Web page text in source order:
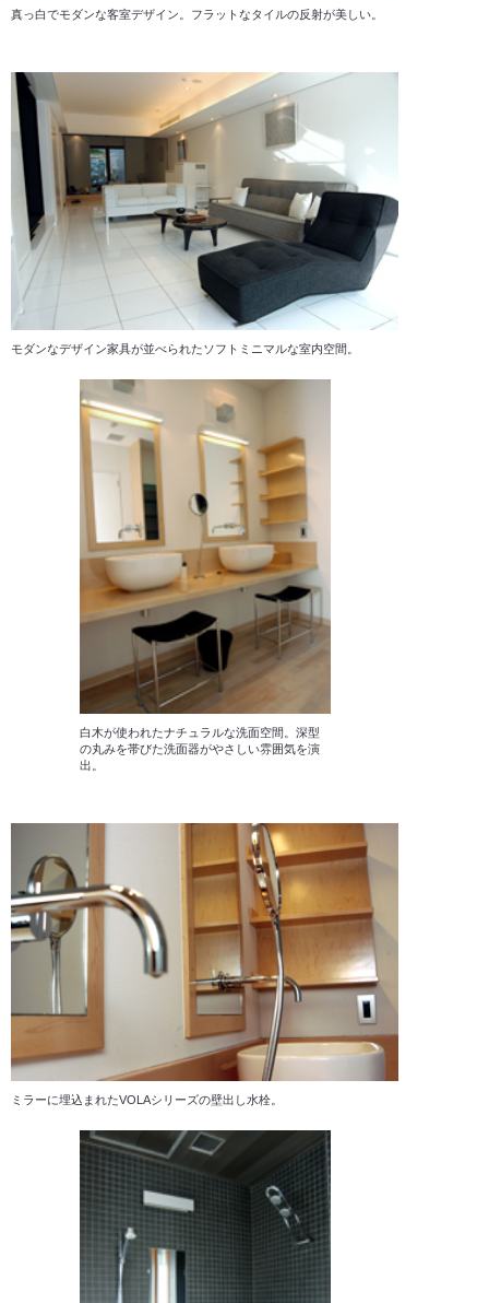
真っ白でモダンな客室デザイン。フラットなタイルの反射が美しい。
モダンなデザイン家具が並べられたソフトミニマルな室内空間。
白木が使われたナチュラルな洗面空間。深型
の丸みを帯びた洗面器がやさしい雰囲気を演
出。
ミラーに埋込まれたVOLAシリーズの壁出し水栓。